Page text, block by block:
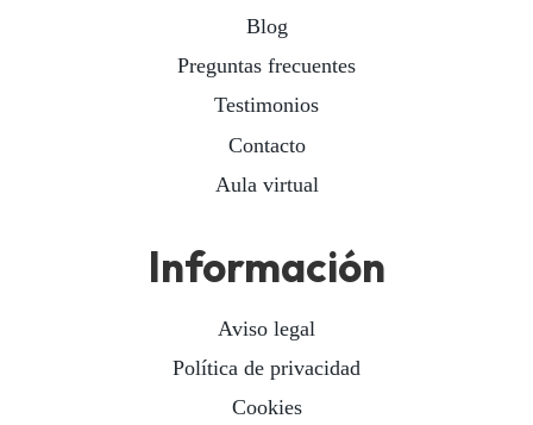
Blog
Preguntas frecuentes
Testimonios
Contacto
Aula virtual
Información
Aviso legal
Política de privacidad
Cookies